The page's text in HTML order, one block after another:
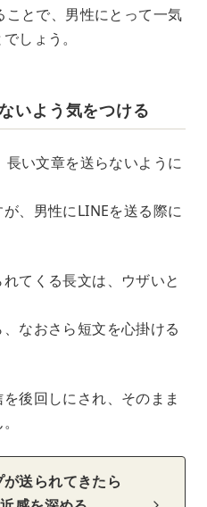
とで、男性にとって一気
しょう。
いよう気をつける
い文章を送らないように
、男性にLINEを送る際に
てくる長文は、ウザいと
なおさら短文を心掛ける
後回しにされ、そのまま
が送られてきたら